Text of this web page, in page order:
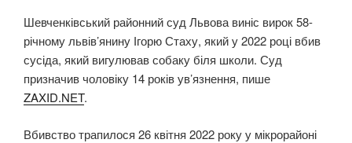
Шевченківський районний суд Львова виніс вирок 58-
річному львів’янину Ігорю Стаху, який у 2022 році вбив
сусіда, який вигулював собаку біля школи. Суд
призначив чоловіку 14 років ув’язнення, пише
ZAXID.NET.
Вбивство трапилося 26 квітня 2022 року у мікрорайоні